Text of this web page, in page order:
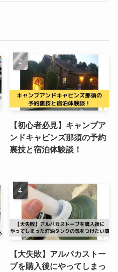
【初心者必見】キャンプア
ンドキャビンズ那須の予約
裏技と宿泊体験談！
【大失敗】アルパカストー
ブを購入後にやってしまっ